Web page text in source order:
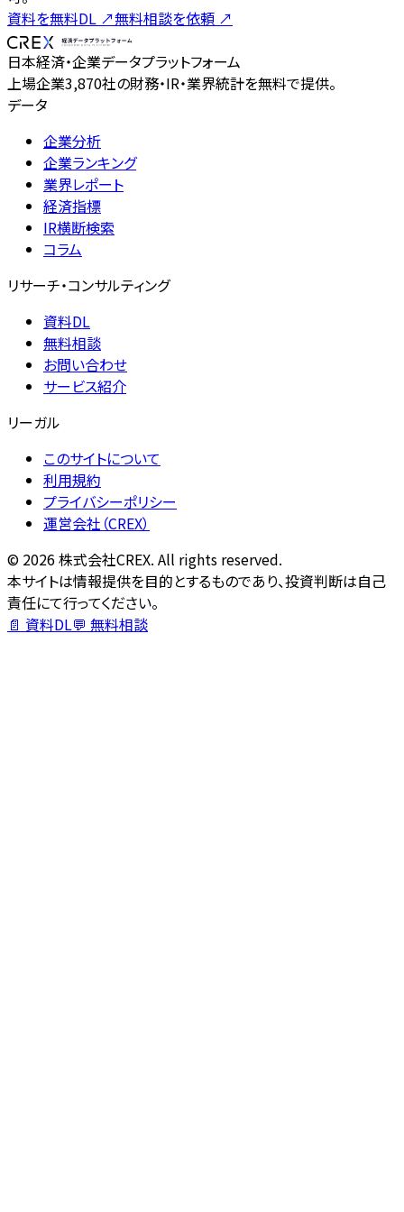
資料を無料DL ↗無料相談を依頼 ↗
日本経済・企業データプラットフォーム
上場企業3,870社の財務・IR・業界統計を無料で提供。
データ
企業分析
企業ランキング
業界レポート
経済指標
IR横断検索
コラム
リサーチ・コンサルティング
資料DL
無料相談
お問い合わせ
サービス紹介
リーガル
このサイトについて
利用規約
プライバシーポリシー
運営会社（CREX）
© 2026株式会社CREX. All rights reserved.
本サイトは情報提供を目的とするものであり、投資判断は自己
責任にて行ってください。
📄 資料DL💬 無料相談